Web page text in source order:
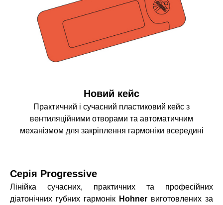
Новий кейс
Практичний і сучасний пластиковий кейс з
вентиляційними отворами та автоматичним
механізмом для закріплення гармоніки всередині
Серія Progressive
Лінійка сучасних, практичних та професійних
діатонічних губних гармонік Hohner виготовлених за